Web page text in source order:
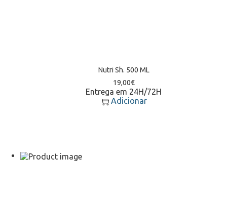
Nutri Sh. 500 ML
19,00€
Entrega em 24H/72H
Adicionar